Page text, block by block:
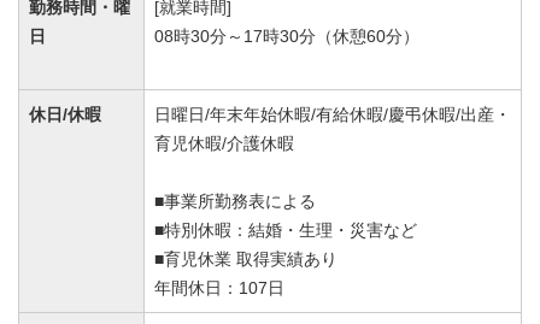
勤務時間・曜
日
[就業時間]
08時30分～17時30分（休憩60分）
休日/休暇
日曜日/年末年始休暇/有給休暇/慶弔休暇/出産・
育児休暇/介護休暇
■事業所勤務表による
■特別休暇：結婚・生理・災害など
■育児休業 取得実績あり
年間休日：107日